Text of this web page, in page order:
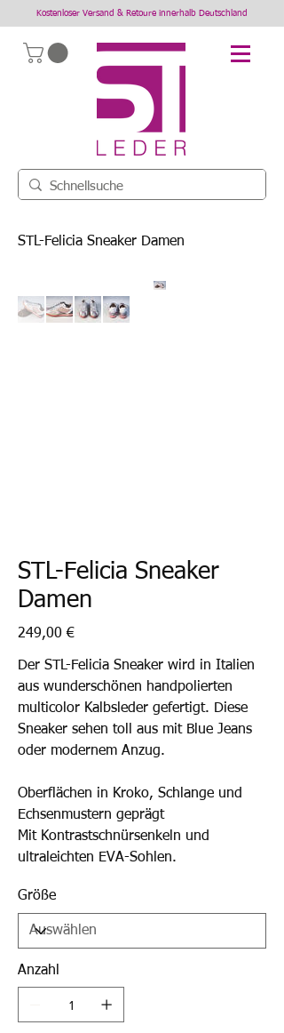
Kostenloser Versand & Retoure innerhalb Deutschland
STL-Felicia Sneaker Damen
STL-Felicia Sneaker
Damen
Preis
249,00 €
Der STL-Felicia Sneaker wird in Italien
aus wunderschönen handpolierten
multicolor Kalbsleder gefertigt. Diese
Sneaker sehen toll aus mit Blue Jeans
oder modernem Anzug.
Oberflächen in Kroko, Schlange und
Echsenmustern geprägt
Mit Kontrastschnürsenkeln und
ultraleichten EVA-Sohlen.
Größe
Anzahl